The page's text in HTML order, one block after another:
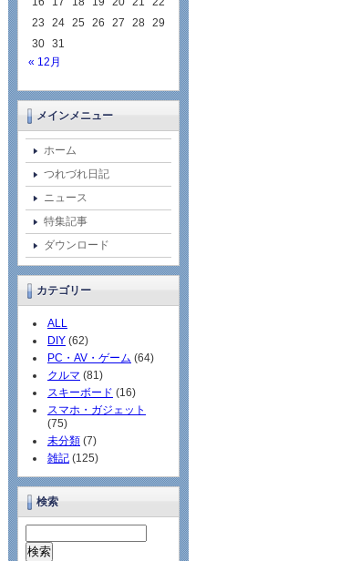
23
24 25 26 27 28
29
30 31
« 12月
メインメニュー
ホーム
つれづれ日記
ニュース
特集記事
ダウンロード
カテゴリー
ALL
DIY (62)
PC・AV・ゲーム (64)
クルマ (81)
スキーボード (16)
スマホ・ガジェット
(75)
未分類 (7)
雑記 (125)
検索